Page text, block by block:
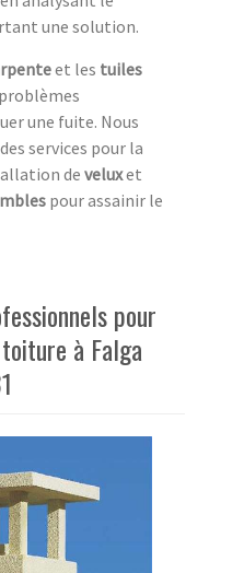
une solution.
et les tuiles
une fuite. Nous
services pour la
de veluxet
pour assainir le
pour
à Falga